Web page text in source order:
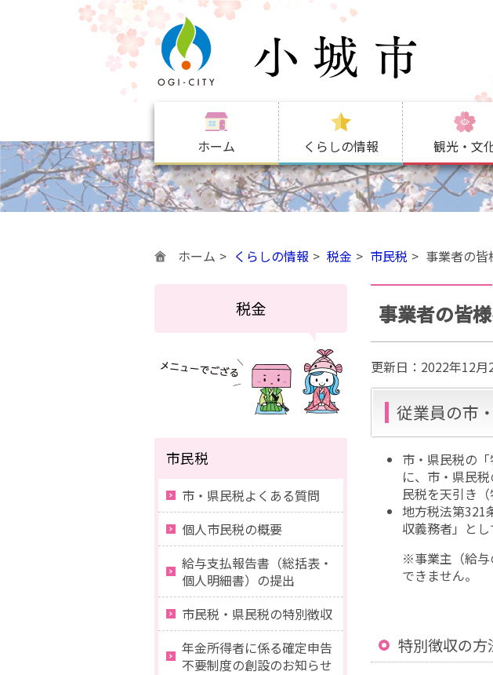
ホーム くらしの情報 観光・文
ホーム くらしの情報 税金 市民税 事業者の皆
事業者の皆
更新日： 2022年12月
従業員の市
市・県民税の
に、市・県民
民税を天引き
地方税法第321
収義務者」とし
※事業主（給与
できません。
特別徴収の
税金
市民税
市・県民税よくある質問
個人市民税の概要
給与支払報告書（総括表・
個人明細書）の提出
市民税・県民税の特別徴収
年金所得者に係る確定申告
不要制度の創設のお知らせ